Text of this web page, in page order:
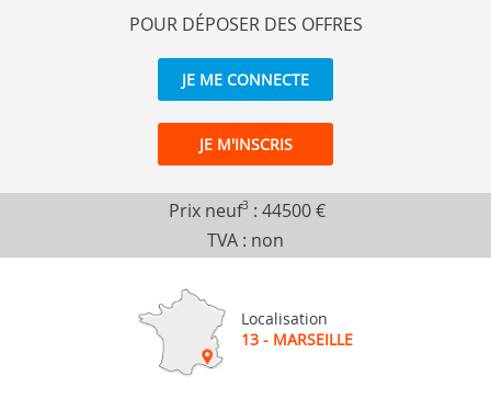
POUR DÉPOSER DES OFFRES
JE ME CONNECTE
JE M'INSCRIS
Prix neuf3 : 44500 €
TVA : non
Localisation
13 - MARSEILLE